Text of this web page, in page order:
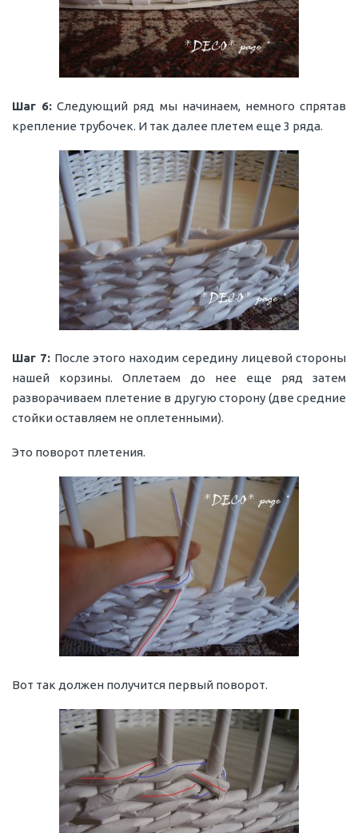
Шаг 6: Следующий ряд мы начинаем, немного спрятав
крепление трубочек. И так далее плетем еще 3 ряда.
Шаг 7: После этого находим середину лицевой стороны
нашей корзины. Оплетаем до нее еще ряд затем
разворачиваем плетение в другую сторону (две средние
стойки оставляем не оплетенными).
Это поворот плетения.
Вот так должен получится первый поворот.